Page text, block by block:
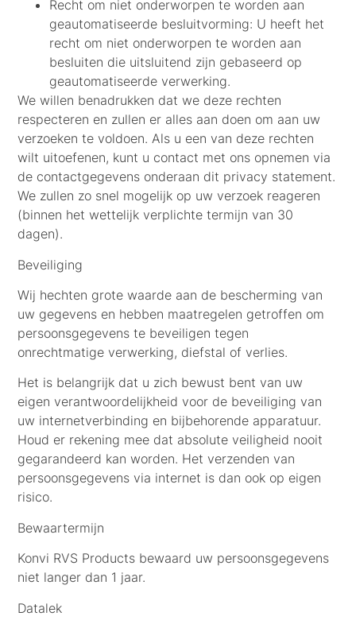
Recht om niet onderworpen te worden aan
geautomatiseerde besluitvorming: U heeft het
recht om niet onderworpen te worden aan
besluiten die uitsluitend zijn gebaseerd op
geautomatiseerde verwerking.
We willen benadrukken dat we deze rechten
respecteren en zullen er alles aan doen om aan uw
verzoeken te voldoen. Als u een van deze rechten
wilt uitoefenen, kunt u contact met ons opnemen via
de contactgegevens onderaan dit privacy statement.
We zullen zo snel mogelijk op uw verzoek reageren
(binnen het wettelijk verplichte termijn van 30
dagen).
Beveiliging
Wij hechten grote waarde aan de bescherming van
uw gegevens en hebben maatregelen getroffen om
persoonsgegevens te beveiligen tegen
onrechtmatige verwerking, diefstal of verlies.
Het is belangrijk dat u zich bewust bent van uw
eigen verantwoordelijkheid voor de beveiliging van
uw internetverbinding en bijbehorende apparatuur.
Houd er rekening mee dat absolute veiligheid nooit
gegarandeerd kan worden. Het verzenden van
persoonsgegevens via internet is dan ook op eigen
risico.
Bewaartermijn
Konvi RVS Products bewaard uw persoonsgegevens
niet langer dan 1 jaar.
Datalek